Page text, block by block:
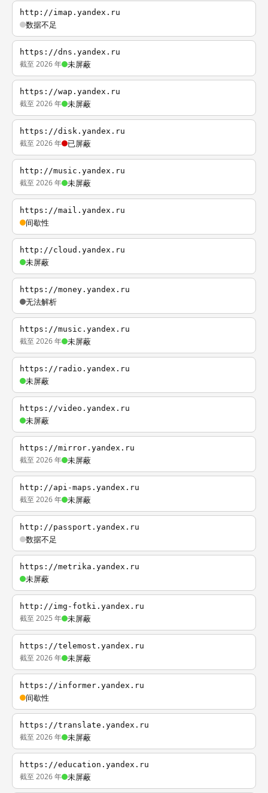
http://imap.yandex.ru
数据不足
https://dns.yandex.ru
截至 2026 年 未屏蔽
https://wap.yandex.ru
截至 2026 年 未屏蔽
https://disk.yandex.ru
截至 2026 年 已屏蔽
http://music.yandex.ru
截至 2026 年 未屏蔽
https://mail.yandex.ru
间歇性
http://cloud.yandex.ru
未屏蔽
https://money.yandex.ru
无法解析
https://music.yandex.ru
截至 2026 年 未屏蔽
https://radio.yandex.ru
未屏蔽
https://video.yandex.ru
未屏蔽
https://mirror.yandex.ru
截至 2026 年 未屏蔽
http://api-maps.yandex.ru
截至 2026 年 未屏蔽
http://passport.yandex.ru
数据不足
https://metrika.yandex.ru
未屏蔽
http://img-fotki.yandex.ru
截至 2025 年 未屏蔽
https://telemost.yandex.ru
截至 2026 年 未屏蔽
https://informer.yandex.ru
间歇性
https://translate.yandex.ru
截至 2026 年 未屏蔽
https://education.yandex.ru
截至 2026 年 未屏蔽